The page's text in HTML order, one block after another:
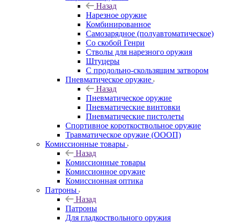
Назад
Нарезное оружие
Комбинированное
Самозарядное (полуавтоматическое)
Со скобой Генри
Стволы для нарезного оружия
Штуцеры
С продольно-скользящим затвором
Пневматическое оружие
Назад
Пневматическое оружие
Пневматические винтовки
Пневматические пистолеты
Спортивное короткоствольное оружие
Травматическое оружие (ОООП)
Комиссионные товары
Назад
Комиссионные товары
Комиссионное оружие
Комиссионная оптика
Патроны
Назад
Патроны
Для гладкоствольного оружия